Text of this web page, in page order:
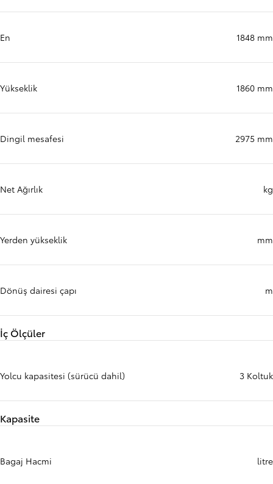
En 1848 mm
Yükseklik 1860 mm
Dingil mesafesi 2975 mm
Net Ağırlık kg
Yerden yükseklik mm
Dönüş dairesi çapı m
İç Ölçüler
Yolcu kapasitesi (sürücü dahil) 3 Koltuk
Kapasite
Bagaj Hacmi litre